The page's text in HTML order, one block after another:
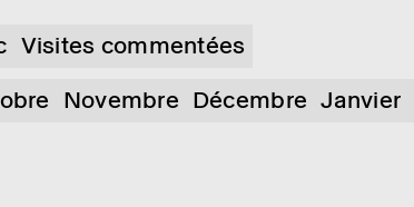
Visites commentées
Novembre Décembre Janvier